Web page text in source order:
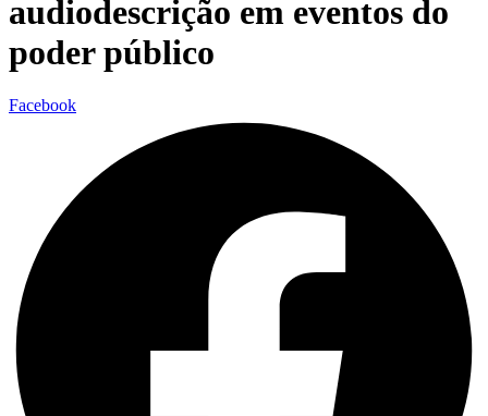
audiodescrição em eventos do
poder público
Facebook